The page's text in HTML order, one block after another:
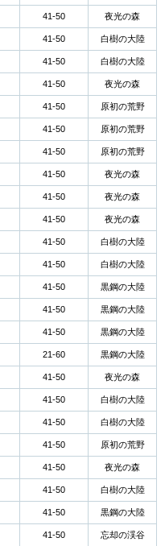
41-50 夜光の森
41-50 白樹の大陸
41-50 白樹の大陸
41-50 夜光の森
41-50 原初の荒野
41-50 原初の荒野
41-50 原初の荒野
41-50 夜光の森
41-50 夜光の森
41-50 夜光の森
41-50 白樹の大陸
41-50 白樹の大陸
41-50 黒鋼の大陸
41-50 黒鋼の大陸
41-50 黒鋼の大陸
21-60 黒鋼の大陸
41-50 夜光の森
41-50 白樹の大陸
41-50 白樹の大陸
41-50 原初の荒野
41-50 夜光の森
41-50 白樹の大陸
41-50 黒鋼の大陸
41-50 忘却の渓谷